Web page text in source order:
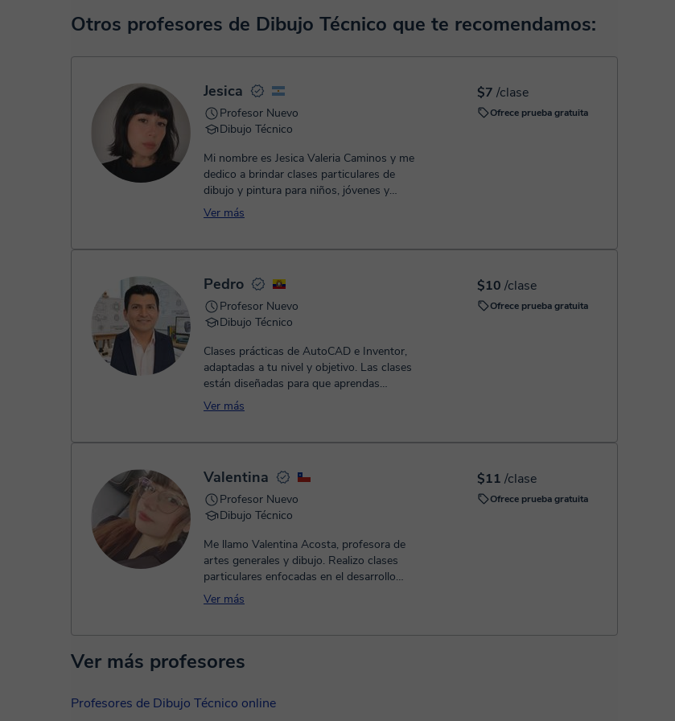
En el momento en que selecciones una clase o un pack de horas, podrás realizar el pago mediante nuestro
TPV virtual. Tienes dos opciones para efectuar el pago:
Una vez realices el pago de la clase, recibirás un e-mail de confirmación de la reserva.
Otros profesores de Dibujo Técnico que te recomendamos:
$7 /clase
Ofrece prueba gratuita
Jesica
Profesor Nuevo
Dibujo Técnico
Mi nombre es Jesica Valeria Caminos y me
dedico a brindar clases particulares de
dibujo y pintura para niños, jóvenes y
adultos. Mi objetivo es acompa...
Ver más
$10 /clase
Ofrece prueba gratuita
Pedro
Profesor Nuevo
Dibujo Técnico
Clases prácticas de AutoCAD e Inventor,
adaptadas a tu nivel y objetivo. Las clases
están diseñadas para que aprendas
haciendo, con ejercicios práctic...
Ver más
$11 /clase
Ofrece prueba gratuita
Valentina
Profesor Nuevo
Dibujo Técnico
Me llamo Valentina Acosta, profesora de
artes generales y dibujo. Realizo clases
particulares enfocadas en el desarrollo
técnico y creativo de cada es...
Ver más
Ver más profesores
Profesores de Dibujo Técnico online